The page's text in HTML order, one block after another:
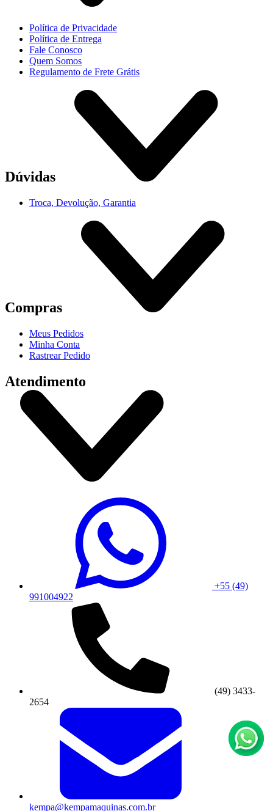
Política de Privacidade
Política de Entrega
Fale Conosco
Quem Somos
Regulamento de Frete Grátis
Dúvidas
Troca, Devolução, Garantia
Compras
Meus Pedidos
Minha Conta
Rastrear Pedido
Atendimento
+55 (49)
991004922
(49) 3433-
2654
kempa@kempamaquinas.com.br